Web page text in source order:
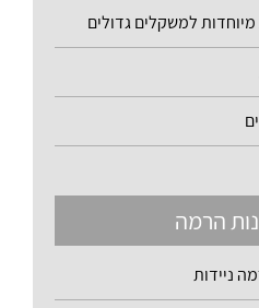
למשקלים גדולים
הרמה
ניידות